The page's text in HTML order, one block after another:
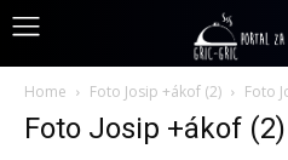
Home Foto Josip +ákof (2) Foto
Foto Josip +ákof (2)